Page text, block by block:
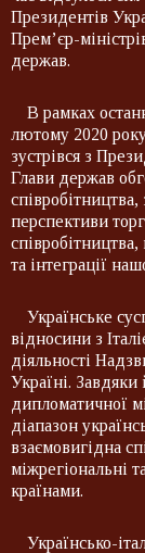
Президентів
Прем’єр-
держав.
В рамках
лютому 2020
зустрівся з
Глави держав
перспективи
та інтеграції
Українське
відносини з
діяльності
Україні. Завдяки
дипломатичної
діапазон
взаємовигідна
міжрегіональні
країнами.
Українсько-